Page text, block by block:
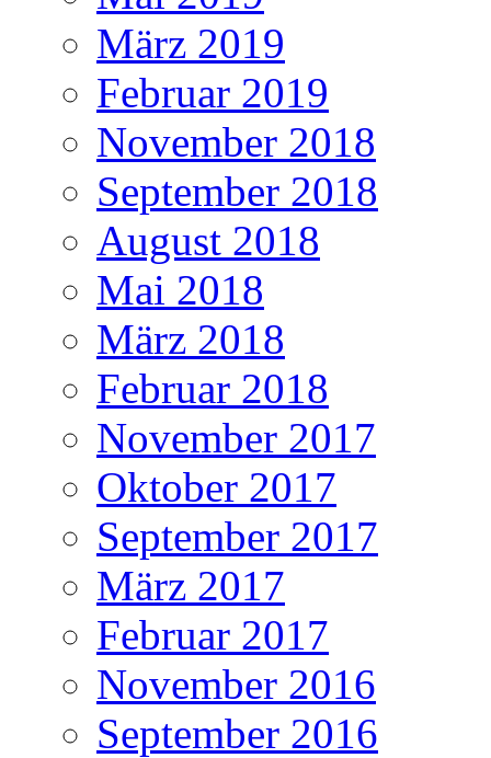
März 2019
Februar 2019
November 2018
September 2018
August 2018
Mai 2018
März 2018
Februar 2018
November 2017
Oktober 2017
September 2017
März 2017
Februar 2017
November 2016
September 2016